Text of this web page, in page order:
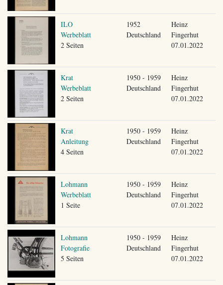
ILO
Werbeblatt
2 Seiten
1952
Deutschland
Heinz
Fingerhut
07.01.2022
Krat
Werbeblatt
2 Seiten
1950 - 1959
Deutschland
Heinz
Fingerhut
07.01.2022
Krat
Anleitung
4 Seiten
1950 - 1959
Deutschland
Heinz
Fingerhut
07.01.2022
Lohmann
Werbeblatt
1 Seite
1950 - 1959
Deutschland
Heinz
Fingerhut
07.01.2022
Lohmann
Fotografie
5 Seiten
1950 - 1959
Deutschland
Heinz
Fingerhut
07.01.2022